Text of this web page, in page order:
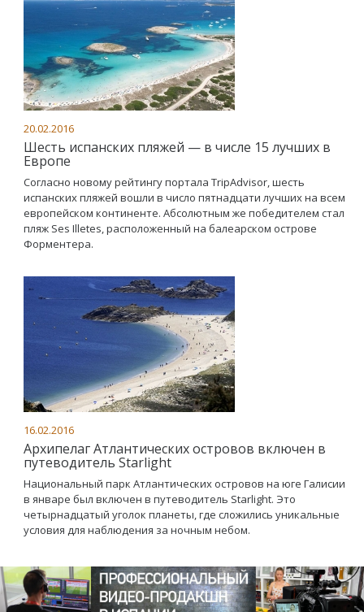
20.02.2016
Шесть испанских пляжей — в числе 15 лучших в
Европе
Согласно новому рейтингу портала TripAdvisor, шесть
испанских пляжей вошли в число пятнадцати лучших на всем
европейском континенте. Абсолютным же победителем стал
пляж Ses Illetes, расположенный на балеарском острове
Форментера.
16.02.2016
Архипелаг Атлантических островов включен в
путеводитель Starlight
Национальный парк Атлантических островов на юге Галисии
в январе был включен в путеводитель Starlight. Это
четырнадцатый уголок планеты, где сложились уникальные
условия для наблюдения за ночным небом.